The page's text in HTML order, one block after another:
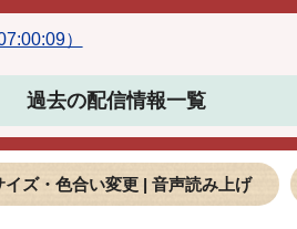
）
過去の配信情報一覧
イズ・色合い変更 | 音声読み上げ